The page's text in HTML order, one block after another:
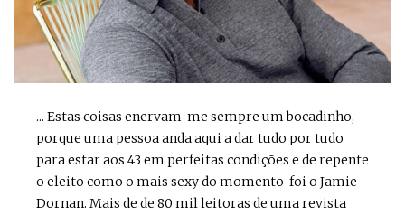
... Estas coisas enervam-me sempre um bocadinho,
porque uma pessoa anda aqui a dar tudo por tudo
para estar aos 43 em perfeitas condições e de repente
o eleito como o mais sexy do momento foi o Jamie
Dornan. Mais de de 80 mil leitoras de uma revista